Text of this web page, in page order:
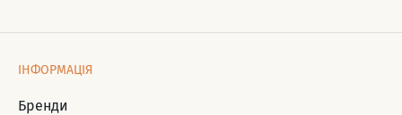
ІНФОРМАЦІЯ
Бренди